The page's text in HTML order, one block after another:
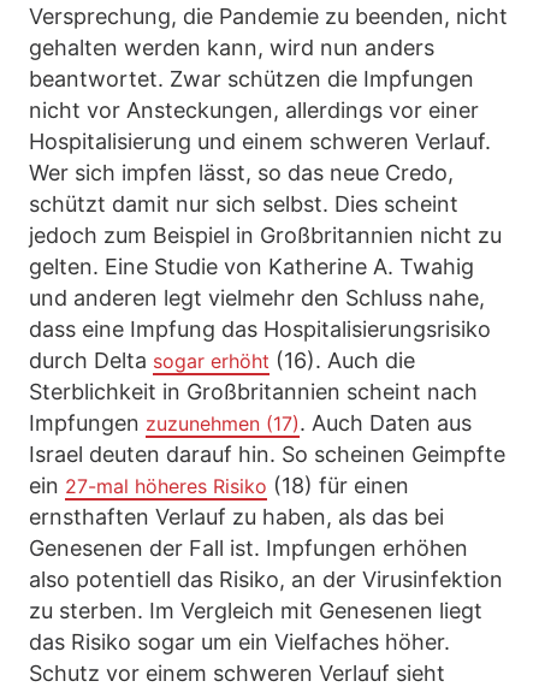
Versprechung, die Pandemie zu beenden, nicht
gehalten werden kann, wird nun anders
beantwortet. Zwar schützen die Impfungen
nicht vor Ansteckungen, allerdings vor einer
Hospitalisierung und einem schweren Verlauf.
Wer sich impfen lässt, so das neue Credo,
schützt damit nur sich selbst. Dies scheint
jedoch zum Beispiel in Großbritannien nicht zu
gelten. Eine Studie von Katherine A. Twahig
und anderen legt vielmehr den Schluss nahe,
dass eine Impfung das Hospitalisierungsrisiko
durch Delta sogar erhöht (16). Auch die
Sterblichkeit in Großbritannien scheint nach
Impfungen zuzunehmen (17). Auch Daten aus
Israel deuten darauf hin. So scheinen Geimpfte
ein 27-mal höheres Risiko (18) für einen
ernsthaften Verlauf zu haben, als das bei
Genesenen der Fall ist. Impfungen erhöhen
also potentiell das Risiko, an der Virusinfektion
zu sterben. Im Vergleich mit Genesenen liegt
das Risiko sogar um ein Vielfaches höher.
Schutz vor einem schweren Verlauf sieht